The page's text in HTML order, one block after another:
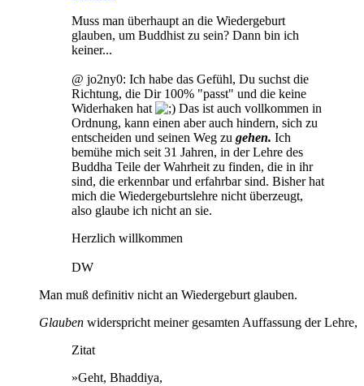
Muss man überhaupt an die Wiedergeburt
glauben, um Buddhist zu sein? Dann bin ich
keiner...
@ jo2ny0: Ich habe das Gefühl, Du suchst die
Richtung, die Dir 100% "passt" und die keine
Widerhaken hat
Das ist auch vollkommen in
Ordnung, kann einen aber auch hindern, sich zu
entscheiden und seinen Weg zu gehen. Ich
bemühe mich seit 31 Jahren, in der Lehre des
Buddha Teile der Wahrheit zu finden, die in ihr
sind, die erkennbar und erfahrbar sind. Bisher hat
mich die Wiedergeburtslehre nicht überzeugt,
also glaube ich nicht an sie.
Herzlich willkommen
DW
Man muß definitiv nicht an Wiedergeburt glauben.
Glauben widerspricht meiner gesamten Auffassung der Lehre,
Zitat
»Geht, Bhaddiya,